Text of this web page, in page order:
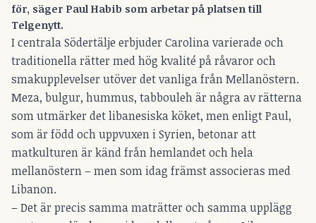
för, säger Paul Habib som arbetar på platsen till
Telgenytt.
I centrala Södertälje erbjuder Carolina varierade och
traditionella rätter med hög kvalité på råvaror och
smakupplevelser utöver det vanliga från Mellanöstern.
Meza, bulgur, hummus, tabbouleh är några av rätterna
som utmärker det libanesiska köket, men enligt Paul,
som är född och uppvuxen i Syrien, betonar att
matkulturen är känd från hemlandet och hela
mellanöstern – men som idag främst associeras med
Libanon.
– Det är precis samma maträtter och samma upplägg